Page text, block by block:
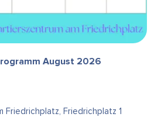
August 2026
Friedrichplatz, Friedrichplatz 1